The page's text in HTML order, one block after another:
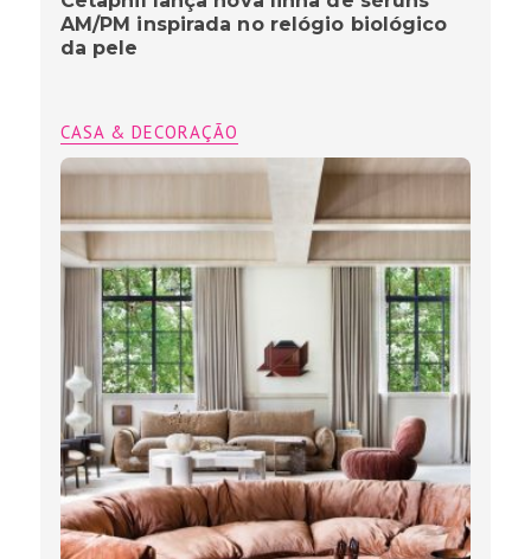
AM/PM inspirada no relógio biológico
da pele
CASA & DECORAÇÃO